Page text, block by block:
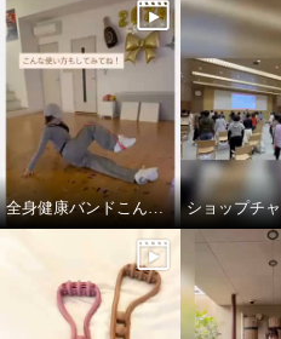
２４Ｈ健康くびれ筋 ビューティ
ーシェイパー やわらかフィット
同色同サイズ２枚組
ブラック ３Ｌ
全身健康バンドこんな使い方もしてみてね！